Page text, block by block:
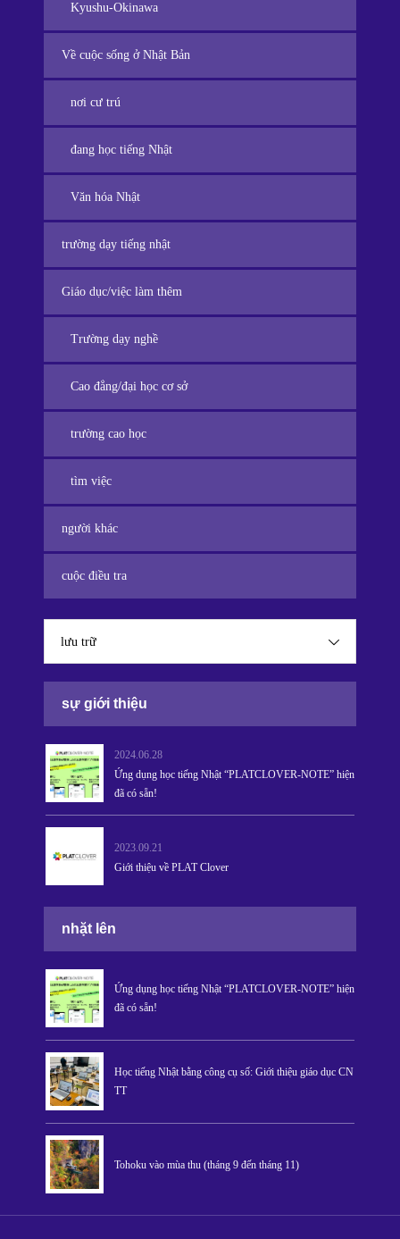
Kyushu-Okinawa
Về cuộc sống ở Nhật Bản
nơi cư trú
đang học tiếng Nhật
Văn hóa Nhật
trường dạy tiếng nhật
Giáo dục/việc làm thêm
Trường dạy nghề
Cao đẳng/đại học cơ sở
trường cao học
tìm việc
người khác
cuộc điều tra
lưu trữ
sự giới thiệu
2024.06.28
Ứng dụng học tiếng Nhật “PLATCLOVER-NOTE” hiện
đã có sẵn!
2023.09.21
Giới thiệu về PLAT Clover
nhặt lên
Ứng dụng học tiếng Nhật “PLATCLOVER-NOTE” hiện
đã có sẵn!
Học tiếng Nhật bằng công cụ số: Giới thiệu giáo dục CN
TT
Tohoku vào mùa thu (tháng 9 đến tháng 11)